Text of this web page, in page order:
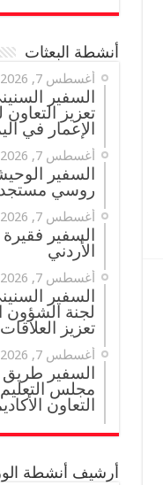
أنشطة البعثات
أغسطس 7, 2026
السفير
تعزيز
الإعمار في
أغسطس 7, 2026
السفير
روسي
أغسطس 7, 2026
السفير فقيرة
الأردني
أغسطس 7, 2026
السفير
لجنة الشؤون
تعزيز العلاقات
أغسطس 7, 2026
السفير
مجلس التعليم
التعاون
أرشيف أنشطة